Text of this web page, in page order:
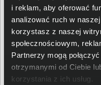
i reklam, aby oferować
analizować ruch w
korzystasz z naszej
społecznościowym,
Partnerzy mogą
otrzymanymi od Ciebie
korzystania z ich usług.
Pojemność tuszu / tonera
Kompatybilność z
urządzeniami